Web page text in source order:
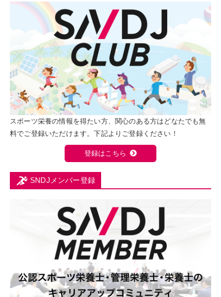
スポーツ栄養の情報を得たい方、関心のある方はどなたでも無
料でご登録いただけます。下記よりご登録ください！
登録はこちら
SNDJメンバー登録